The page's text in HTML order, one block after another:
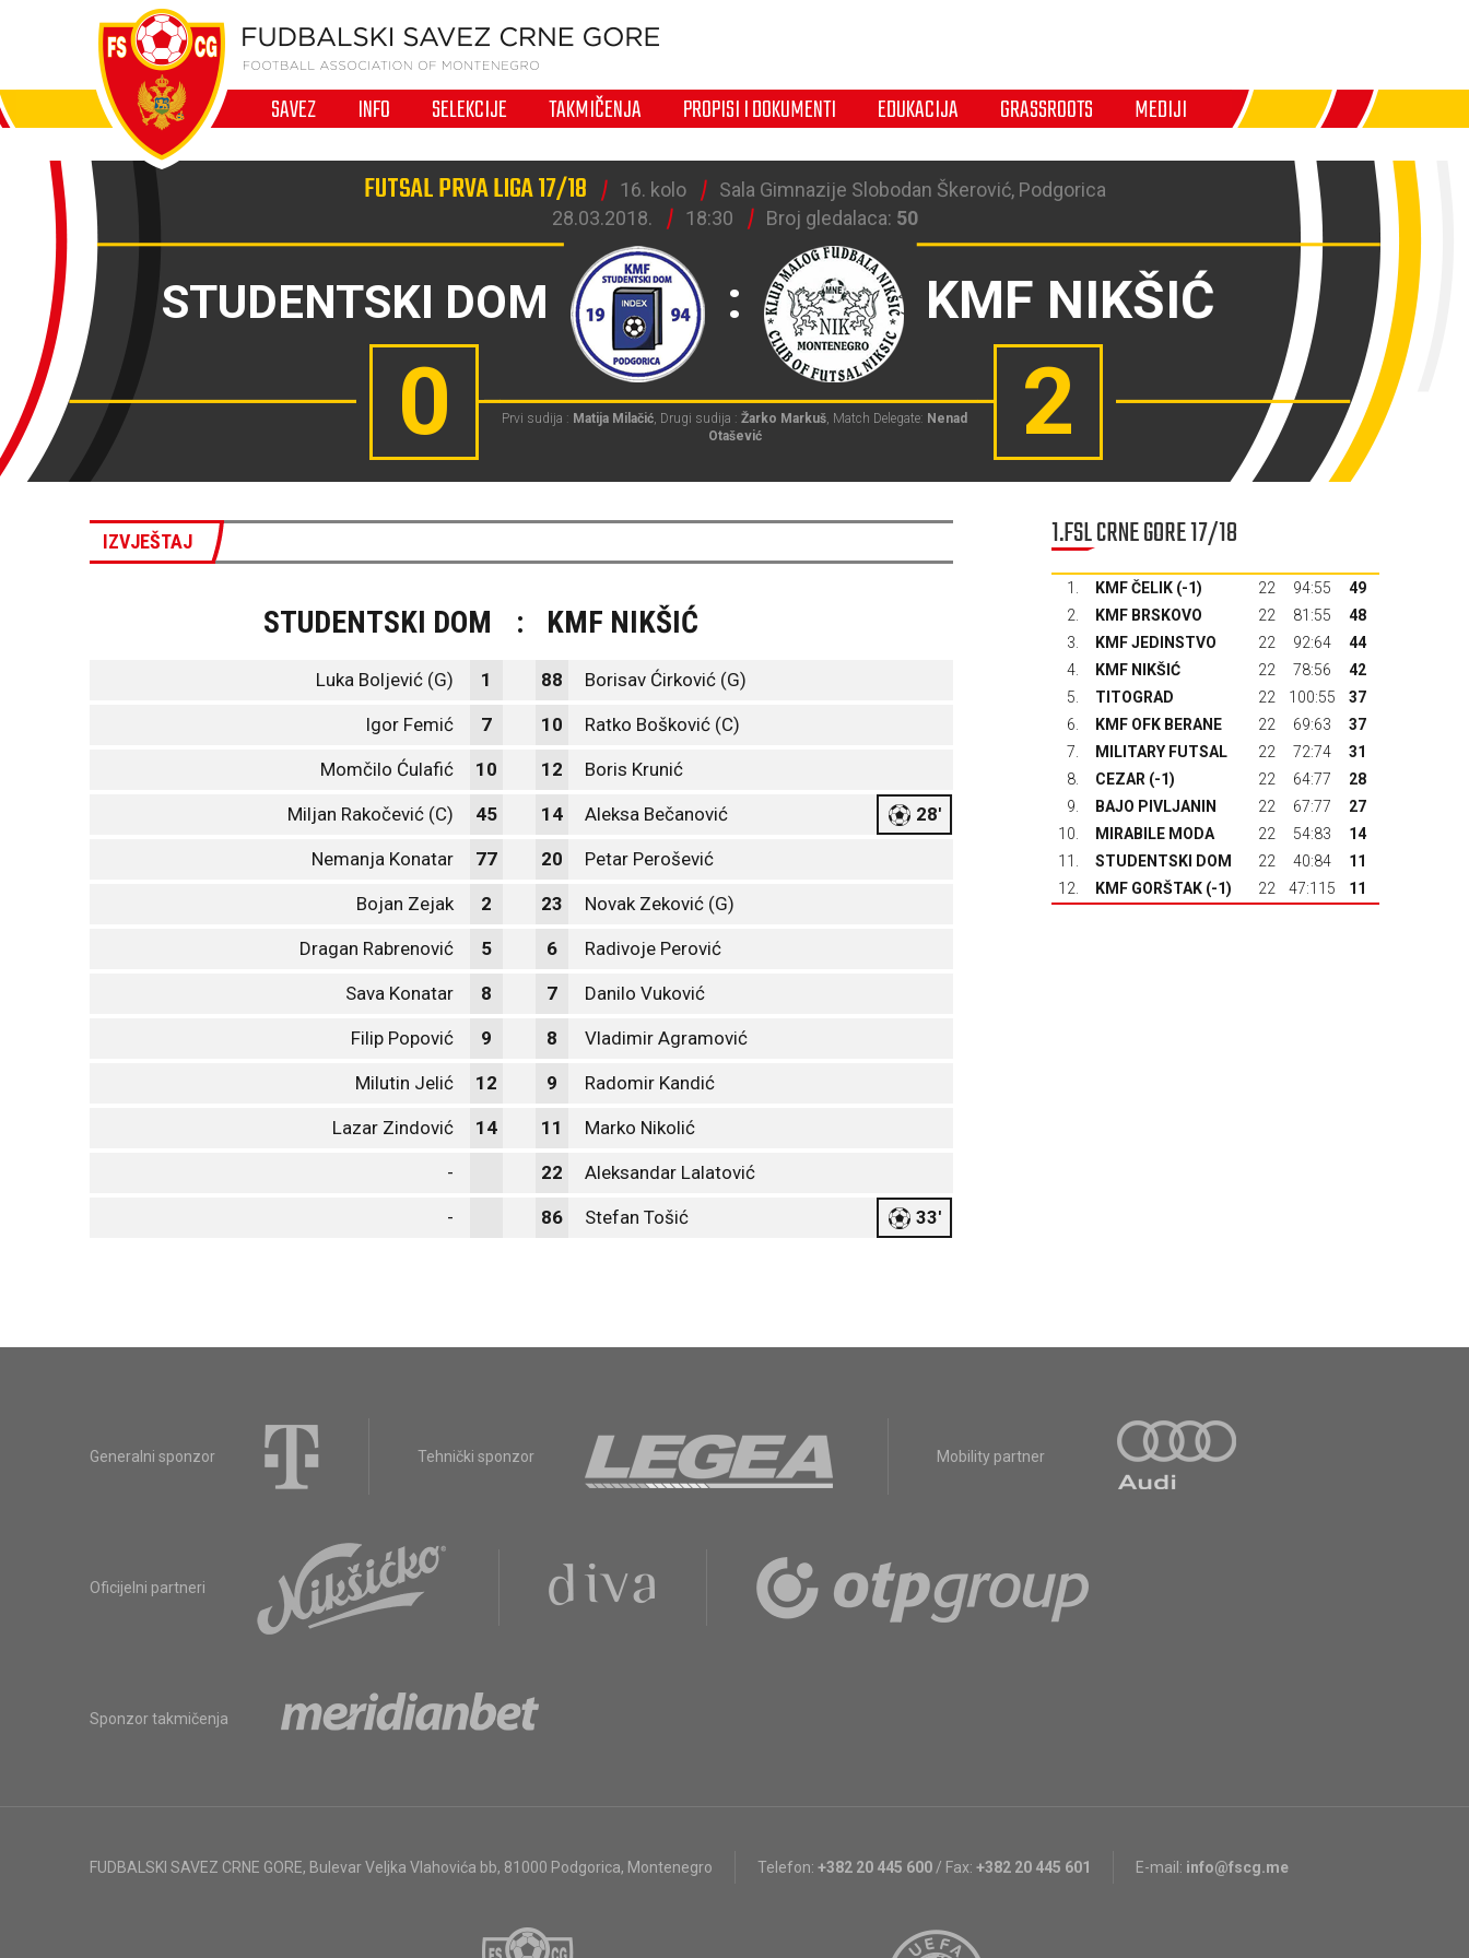
SAVEZ INFO SELEKCIJE TAKMIČENJA PROPISI I DOKUMENTI EDUKACIJA GRASSROOTS MEDIJI
FUTSAL PRVA LIGA 17/18 16. kolo
Sala Gimnazije Slobodan Škerović, Podgorica
28.03.2018.
18:30 Broj gledalaca: 50
STUDENTSKI DOM : KMF NIKŠIĆ
0 2
Prvi sudija : Matija Milačić, Drugi sudija : Žarko Markuš, Match Delegate: Nenad
Otašević
IZVJEŠTAJ
STUDENTSKI DOM : KMF NIKŠIĆ
Luka Boljević (G) 1 88 Borisav Ćirković (G)
Igor Femić 7 10 Ratko Bošković (C)
Momčilo Ćulafić 10 12 Boris Krunić
Miljan Rakočević (C) 45 14 Aleksa Bečanović 28'
Nemanja Konatar 77 20 Petar Perošević
Bojan Zejak 2 23 Novak Zeković (G)
Dragan Rabrenović 5 6 Radivoje Perović
Sava Konatar 8 7 Danilo Vuković
Filip Popović 9 8 Vladimir Agramović
Milutin Jelić 12 9 Radomir Kandić
Lazar Zindović 14 11 Marko Nikolić
- 22 Aleksandar Lalatović
- 86 Stefan Tošić 33'
1.FSL CRNE GORE 17/18
1. KMF ČELIK (-1) 22 94:55
49
2.
KMF BRSKOVO 22 81:55
48
3.
KMF JEDINSTVO 22 92:64
44
4.
KMF NIKŠIĆ 22 78:56
42
5.
TITOGRAD 22 100:55
37
6.
KMF OFK BERANE 22 69:63
37
7.
MILITARY FUTSAL 22 72:74
31
8.
CEZAR (-1) 22 64:77
28
9.
BAJO PIVLJANIN 22 67:77
27
10.
MIRABILE MODA 22 54:83
14
11.
STUDENTSKI DOM 22 40:84
11
12.
KMF GORŠTAK (-1) 22 47:115 11
Generalni sponzor Tehnički sponzor Mobility partner
Oficijelni partneri
Sponzor takmičenja
FUDBALSKI SAVEZ CRNE GORE, Bulevar Veljka Vlahovića bb, 81000 Podgorica, Montenegro Telefon: +382 20 445 600 / Fax: +382 20 445 601 E-mail: info@fscg.me